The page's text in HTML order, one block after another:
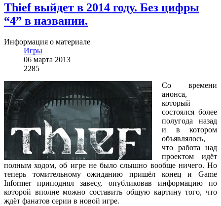
Thief выйдет в 2014 году. Без цифры
“4” в названии.
Информация о материале
Игры
06 марта 2013
2285
Со времени
анонса,
который
состоялся более
полугода назад
и в котором
объявлялось,
что работа над
проектом идёт
полным ходом, об игре не было слышно вообще ничего. Но
теперь томительному ожиданию пришёл конец и Game
Informer приподнял завесу, опубликовав информацию по
которой вполне можно составить общую картину того, что
ждёт фанатов серии в новой игре.